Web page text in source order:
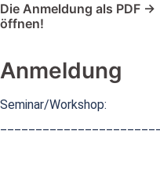
Die Anmeldung als PDF ->
öffnen!
Anmeldung
Seminar/Workshop: